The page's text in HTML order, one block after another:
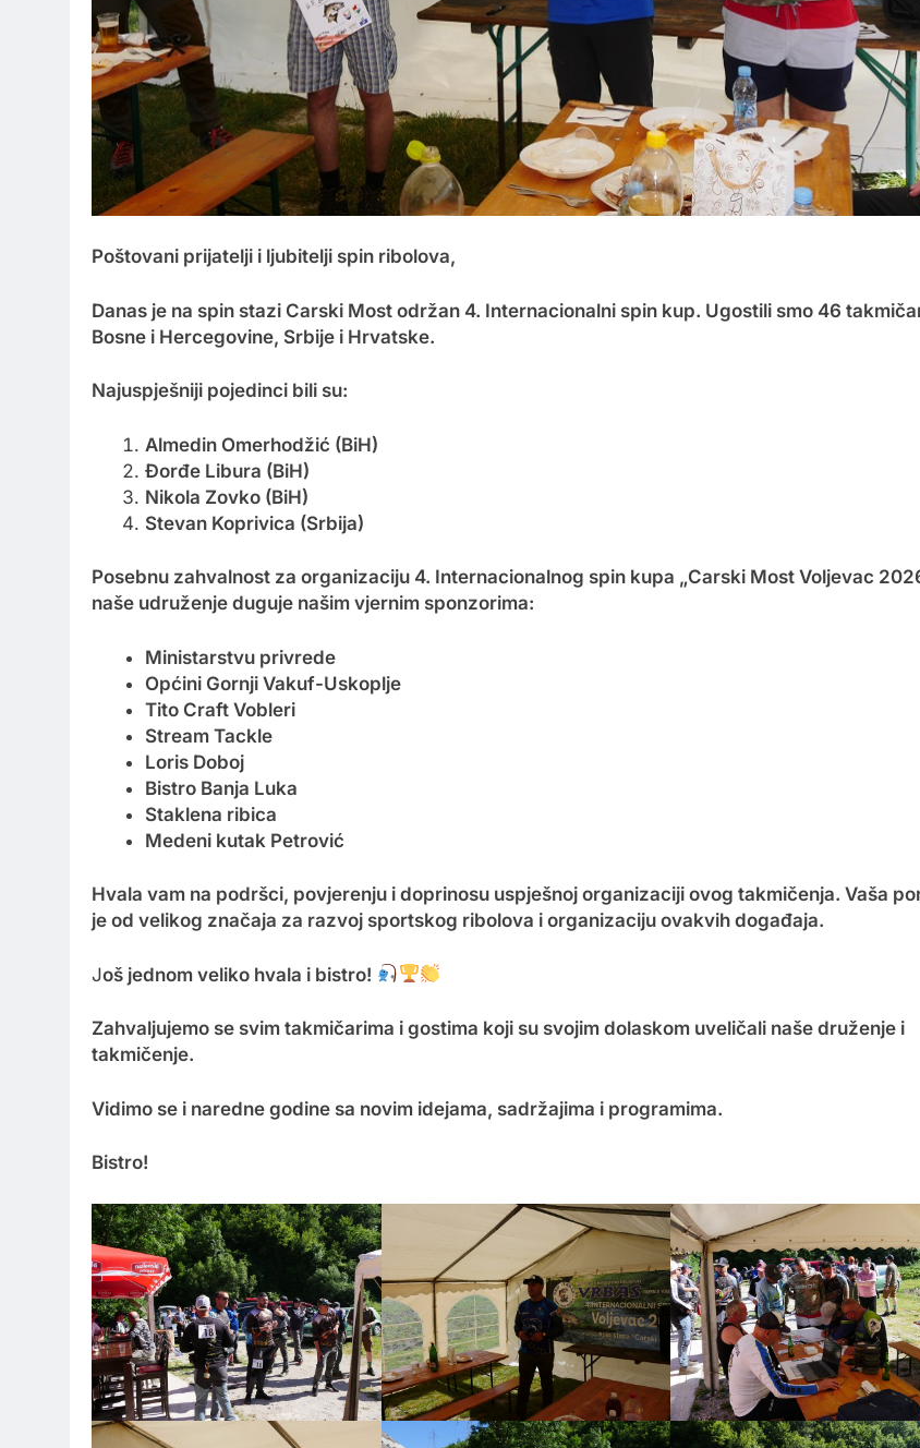
Poštovani prijatelji i ljubitelji spin ribolova,
Danas je na spin stazi Carski Most održan 4. Internacionalni spin kup. Ugostili smo 46
Bosne i Hercegovine, Srbije i Hrvatske.
Najuspješniji pojedinci bili su:
Almedin Omerhodžić (BiH)
Đorđe Libura (BiH)
Nikola Zovko (BiH)
Stevan Koprivica (Srbija)
Posebnu zahvalnost za organizaciju 4. Internacionalnog spin kupa „Carski Most Voljevac
naše udruženje duguje našim vjernim sponzorima:
Ministarstvu privrede
Općini Gornji Vakuf-Uskoplje
Tito Craft Vobleri
Stream Tackle
Loris Doboj
Bistro Banja Luka
Staklena ribica
Medeni kutak Petrović
Hvala vam na podršci, povjerenju i doprinosu uspješnoj organizaciji ovog takmičenja. Vaša
je od velikog značaja za razvoj sportskog ribolova i organizaciju ovakvih događaja.
Još jednom veliko hvala i bistro!
Zahvaljujemo se svim takmičarima i gostima koji su svojim dolaskom uveličali naše druženje i
takmičenje.
Vidimo se i naredne godine sa novim idejama, sadržajima i programima.
Bistro!